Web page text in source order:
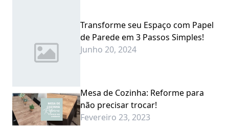
Transforme seu Espaço com Papel
de Parede em 3 Passos Simples!
Junho 20, 2024
Mesa de Cozinha: Reforme para
não precisar trocar!
Fevereiro 23, 2023